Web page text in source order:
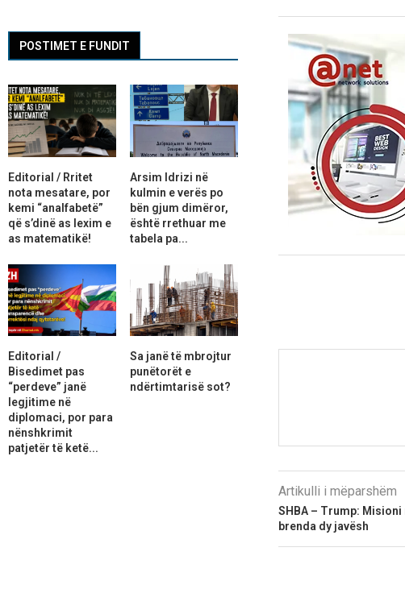
Artikulli i mëparshëm
SHBA – Trump:
brenda dy javësh
POSTIMET E FUNDIT
Editorial / Rritet
nota mesatare, por
kemi “analfabetë”
që s’dinë as lexim e
as matematikë!
Arsim Idrizi në
kulmin e verës po
bën gjum dimëror,
është rrethuar me
tabela pa...
Editorial /
Bisedimet pas
“perdeve” janë
legjitime në
diplomaci, por para
nënshkrimit
patjetër të ketë...
Sa janë të mbrojtur
punëtorët e
ndërtimtarisë sot?